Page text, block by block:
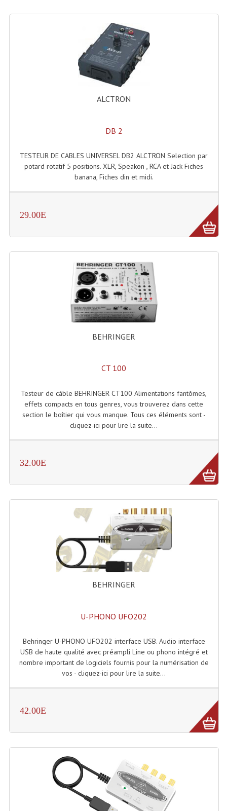
Egaliseur Egaliseurs
Enceintes Et Caissons Basses
Packs Sono
Enceintes Amplifiées Actives
Enceintes, Système Amplifiés
Caissons De Basses
Enceintes Hifi
Enceintes Monitoring
Filtres Actifs, Correcteurs
Filtres Passifs
Haut-Parleurs Amplis Guitare
Moteurs Pavillons Pour Enceinte
Tweeters Pour Enceintes
Lecteurs Cd À Plats Lecteur MP3
Lecteurs Double Cd Mixage Intégrée
Lecteurs Double Cd MP3
Digital Package Et Logiciel
Enregistreur Numérique
Platines Dvd Pour Dj
Micro Sans Fil HF VHF 200MHZ
Micro Sans Fil HF UHF 800MHZ
Micros De Studio
ALCTRON
DB 2
TESTEUR DE CABLES UNIVERSEL DB2 ALCTRON Selection par
potard rotatif 5 positions. XLR, Speakon , RCA et Jack Fiches
banana, Fiches din et midi.
29.00E
BEHRINGER
CT 100
Testeur de câble BEHRINGER CT100 Alimentations fantômes,
effets compacts en tous genres, vous trouverez dans cette
section le boîtier qui vous manque. Tous ces éléments sont -
cliquez-ici pour lire la suite...
32.00E
BEHRINGER
U-PHONO UFO202
Behringer U-PHONO UFO202 interface USB. Audio interface
USB de haute qualité avec préampli Line ou phono intégré et
nombre important de logiciels fournis pour la numérisation de
vos - cliquez-ici pour lire la suite...
42.00E